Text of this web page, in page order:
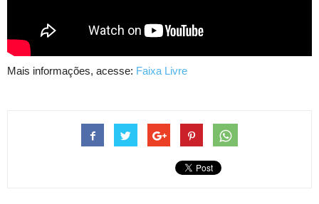
Mais informações, acesse: Faixa Livre